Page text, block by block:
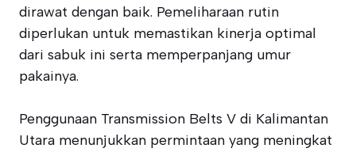
dirawat dengan baik. Pemeliharaan rutin
diperlukan untuk memastikan kinerja optimal
dari sabuk ini serta memperpanjang umur
pakainya.
Penggunaan Transmission Belts V di Kalimantan
Utara menunjukkan permintaan yang meningkat